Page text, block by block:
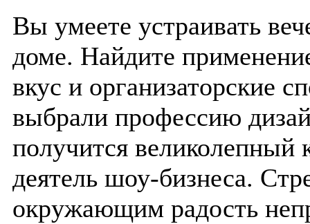
Вы умеете устраивать
доме. Найдите
вкус и организаторские
выбрали профессию
получится великолепный
деятель шоу-бизнеса.
окружающим радость